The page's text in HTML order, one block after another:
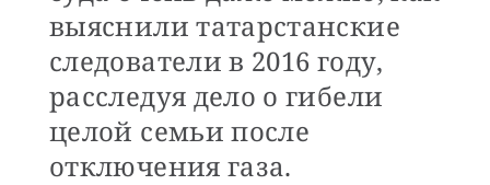
выяснили татарстанские
следователи в 2016 году,
расследуя дело о гибели
целой семьи после
отключения газа.